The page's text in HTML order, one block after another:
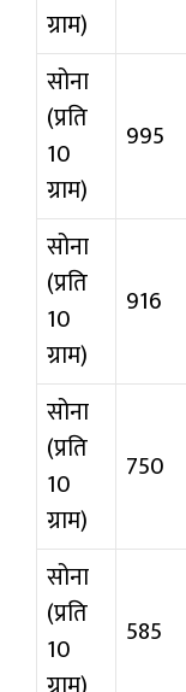
ग्राम)
सोना
(प्रति
10
ग्राम)
995
सोना
(प्रति
10
ग्राम)
916
सोना
(प्रति
10
ग्राम)
750
सोना
(प्रति
10
585